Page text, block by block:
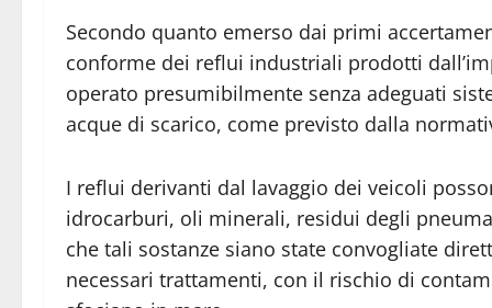
Secondo quanto emerso dai primi
conforme dei reflui industriali prodotti
operato presumibilmente senza adeguati
acque di scarico, come previsto dalla
I reflui derivanti dal lavaggio dei veicoli
idrocarburi, oli minerali, residui degli
che tali sostanze siano state convogliate
necessari trattamenti, con il rischio di